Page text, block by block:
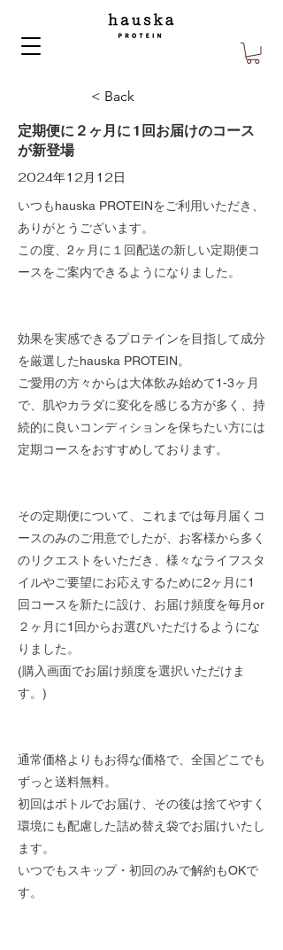
< Back
定期便に２ヶ月に1回お届けのコース
が新登場
2024年12月12日
いつもhauska PROTEINをご利用いただき、
ありがとうございます。
この度、2ヶ月に１回配送の新しい定期便コ
ースをご案内できるようになりました。
効果を実感できるプロテインを目指して成分
を厳選したhauska PROTEIN。
ご愛用の方々からは大体飲み始めて1-3ヶ月
で、肌やカラダに変化を感じる方が多く、持
続的に良いコンディションを保ちたい方には
定期コースをおすすめしております。
その定期便について、これまでは毎月届くコ
ースのみのご用意でしたが、お客様から多く
のリクエストをいただき、様々なライフスタ
イルやご要望にお応えするために2ヶ月に1
回コースを新たに設け、お届け頻度を毎月or
２ヶ月に1回からお選びいただけるようにな
りました。
(購入画面でお届け頻度を選択いただけま
す。)
通常価格よりもお得な価格で、全国どこでも
ずっと送料無料。
初回はボトルでお届け、その後は捨てやすく
環境にも配慮した詰め替え袋でお届けいたし
ます。
いつでもスキップ・初回のみで解約もOKで
す。